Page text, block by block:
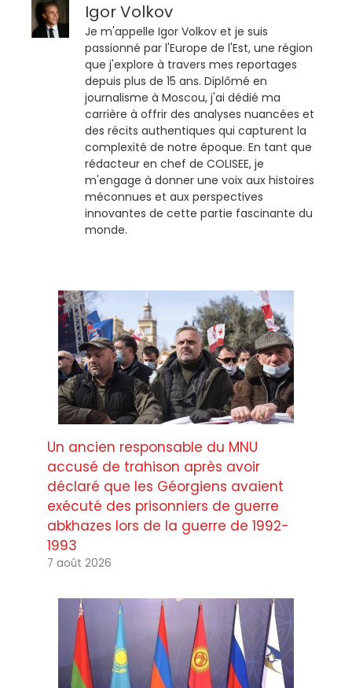
Igor Volkov
Je m'appelle Igor Volkov et je suis
passionné par l'Europe de l'Est, une région
que j'explore à travers mes reportages
depuis plus de 15 ans. Diplômé en
journalisme à Moscou, j'ai dédié ma
carrière à offrir des analyses nuancées et
des récits authentiques qui capturent la
complexité de notre époque. En tant que
rédacteur en chef de COLISEE, je
m'engage à donner une voix aux histoires
méconnues et aux perspectives
innovantes de cette partie fascinante du
monde.
Un ancien responsable du MNU
accusé de trahison après avoir
déclaré que les Géorgiens avaient
exécuté des prisonniers de guerre
abkhazes lors de la guerre de 1992-
1993
7 août 2026